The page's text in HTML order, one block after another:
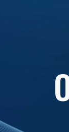
Skip to main